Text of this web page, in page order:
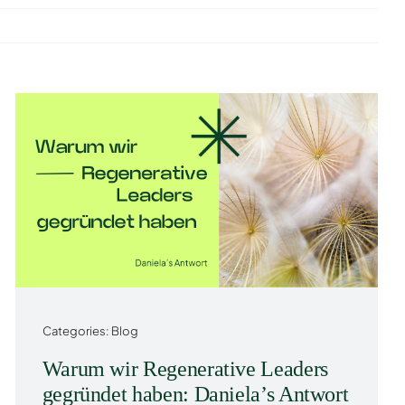
Categories: Blog
Warum wir Regenerative Leaders
gegründet haben: Daniela’s Antwort